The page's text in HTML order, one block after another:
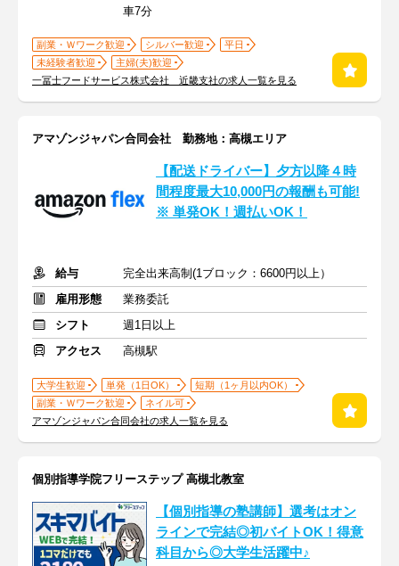
車7分
副業・Ｗワーク歓迎 シルバー歓迎
平日
未経験者歓迎
主婦(夫)歓迎
一冨士フードサービス株式会社 近畿支社の求人一覧を見る
アマゾンジャパン合同会社 勤務地：高槻エリア
【配送ドライバー】夕方以降４時
間程度最大10,000円の報酬も可能!
※ 単発OK！週払いOK！
給与
完全出来高制(1ブロック：6600円以上）
雇用形態
業務委託
シフト
週1日以上
アクセス
高槻駅
大学生歓迎 単発（1日OK）
短期（1ヶ月以内OK）
副業・Ｗワーク歓迎
ネイル可
アマゾンジャパン合同会社の求人一覧を見る
個別指導学院フリーステップ 高槻北教室
【個別指導の塾講師】選考はオン
ラインで完結◎初バイトOK！得意
科目から◎大学生活躍中♪